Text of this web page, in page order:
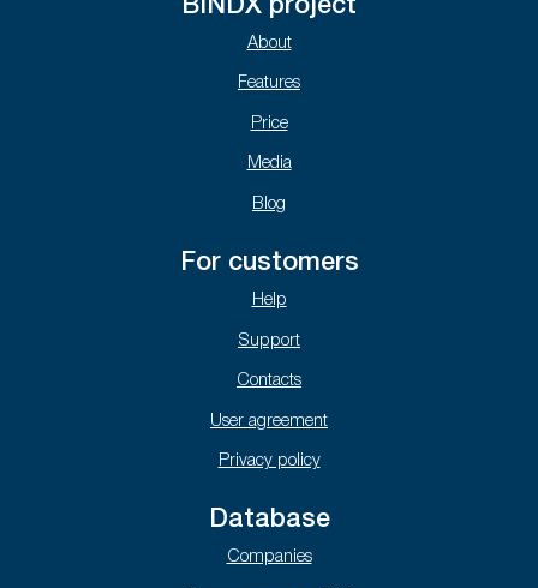
BINDX project
About
Features
Price
Media
Blog
For customers
Help
Support
Contacts
User agreement
Privacy policy
Database
Companies